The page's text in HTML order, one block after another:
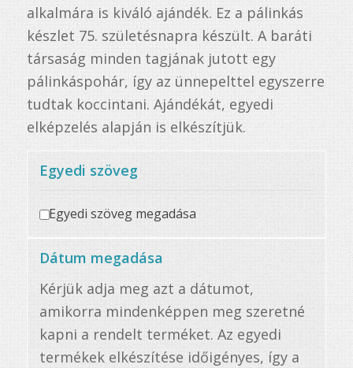
alkalmára is kiváló ajándék. Ez a pálinkás
készlet 75. születésnapra készült. A baráti
társaság minden tagjának jutott egy
pálinkáspohár, így az ünnepelttel egyszerre
tudtak koccintani. Ajándékát, egyedi
elképzelés alapján is elkészítjük.
Egyedi szöveg
Egyedi szöveg megadása
Dátum megadása
Kérjük adja meg azt a dátumot,
amikorra mindenképpen meg szeretné
kapni a rendelt terméket. Az egyedi
termékek elkészítése időigényes, így a